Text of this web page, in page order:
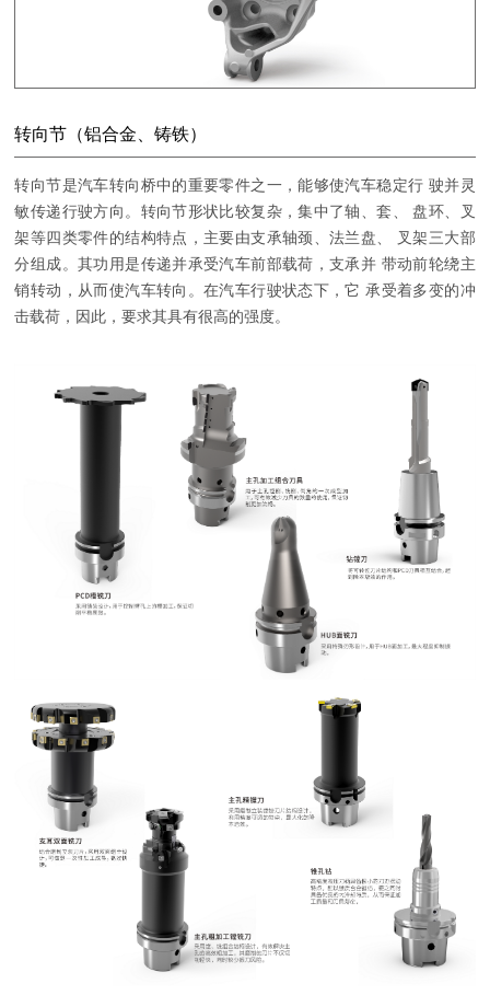
转向节（铝合金、铸铁）
转向节是汽车转向桥中的重要零件之一，能够使汽车稳定行 驶并灵
敏传递行驶方向。转向节形状比较复杂，集中了轴、套、 盘环、叉
架等四类零件的结构特点，主要由支承轴颈、法兰盘、 叉架三大部
分组成。其功用是传递并承受汽车前部载荷，支承并 带动前轮绕主
销转动，从而使汽车转向。在汽车行驶状态下，它 承受着多变的冲
击载荷，因此，要求其具有很高的强度。